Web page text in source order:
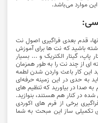
موارد می‌باشد.
قدم بعدی فراگیری اصول نت
باشید که نت ها برای آموزش
پاپ، گیتار الکتریک و ... بسیار
ای از چند نت را به طور همزمان
این کار باعث واردن شدن لطمه
به حدی در این زمینه حرفه‌ای
صدا در بیاورید که تنظیم های
شده در کنار هم هستند، بنوازید.
برخی از فرم های اکوردی
ساز این مبحث به شما